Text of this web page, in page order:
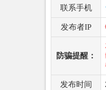
联系手机
发布者IP
防骗提醒：
发布时间